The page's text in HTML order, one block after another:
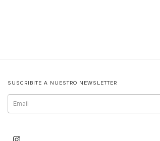
SUSCRIBITE A NUESTRO NEWSLETTER